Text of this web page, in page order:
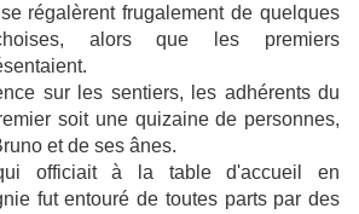
régalèrent frugalement de quelques
alors que les premiers
sur les sentiers, les adhérents du
soit une quizaine de personnes,
et de ses ânes.
officiait à la table d'accueil en
fut entouré de toutes parts par des